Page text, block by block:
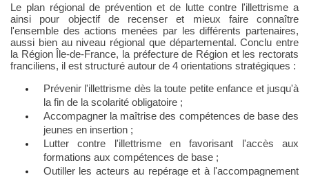
Le plan régional de prévention et de lutte contre l'illettrisme a
ainsi pour objectif de recenser et mieux faire connaître
l'ensemble des actions menées par lesdifférents partenaires,
aussi bien au niveau régional que départemental. Conclu entre
la Région Île-de-France, la préfecture de Région et les rectorats
franciliens, il est structuré autour de 4 orientations stratégiques :
Prévenir l'illettrisme dès la toute petite enfance et jusqu'à
la fin de la scolarité obligatoire ;
Accompagner la maîtrise des compétences de base des
jeunes en insertion ;
Lutter contre l'illettrisme en favorisant l'accès aux
formations aux compétences de base ;
Outiller les acteurs au repérage et à l'accompagnement